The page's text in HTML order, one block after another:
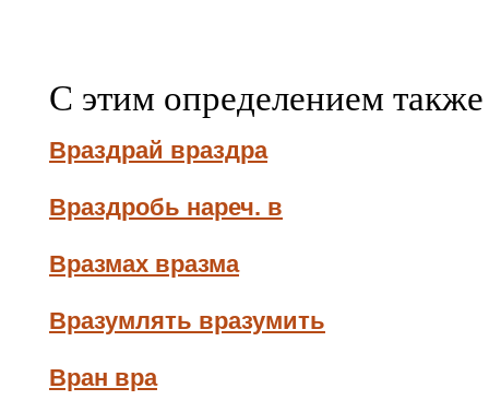
С этим определением
Враздрай враздра
Враздробь нареч. в
Вразмах вразма
Вразумлять вразумить
Вран вра